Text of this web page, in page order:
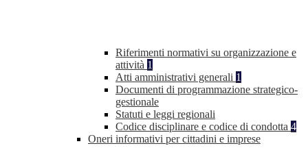
Riferimenti normativi su organizzazione e
attività 1
Atti amministrativi generali 1
Documenti di programmazione strategico-
gestionale
Statuti e leggi regionali
Codice disciplinare e codice di condotta 4
Oneri informativi per cittadini e imprese